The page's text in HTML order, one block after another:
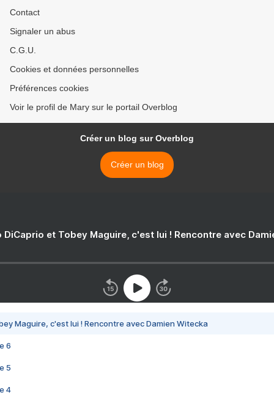
Contact
Signaler un abus
C.G.U.
Cookies et données personnelles
Préférences cookies
Voir le profil de Mary sur le portail Overblog
Créer un blog sur Overblog
Créer un blog
DiCaprio et Tobey Maguire, c'est lui ! Rencontre avec
Maguire, c'est lui ! Rencontre avec Damien Witecka
6
5
4